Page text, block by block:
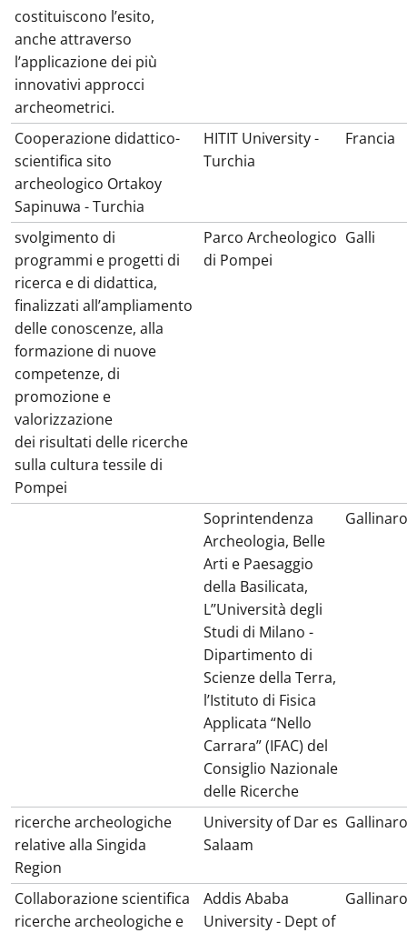
costituiscono l’esito,
anche attraverso
l’applicazione dei più
innovativi approcci
archeometrici.
Cooperazione didattico-
scientifica sito
archeologico Ortakoy
Sapinuwa - Turchia
HITIT University -
Turchia
Francia
svolgimento di
programmi e progetti di
ricerca e di didattica,
finalizzati all’ampliamento
delle conoscenze, alla
formazione di nuove
competenze, di
promozione e
valorizzazione
dei risultati delle ricerche
sulla cultura tessile di
Pompei
Parco Archeologico
di Pompei
Galli
Soprintendenza
Archeologia, Belle
Arti e Paesaggio
della Basilicata,
L’’Università degli
Studi di Milano -
Dipartimento di
Scienze della Terra,
l’Istituto di Fisica
Applicata “Nello
Carrara” (IFAC) del
Consiglio Nazionale
delle Ricerche
Gallinaro
ricerche archeologiche
relative alla Singida
Region
University of Dar es
Salaam
Gallinaro
Collaborazione scientifica
ricerche archeologiche e
Addis Ababa
University - Dept of
Gallinaro